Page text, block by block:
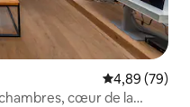
Évaluation
4,89 (79)
cœur de la